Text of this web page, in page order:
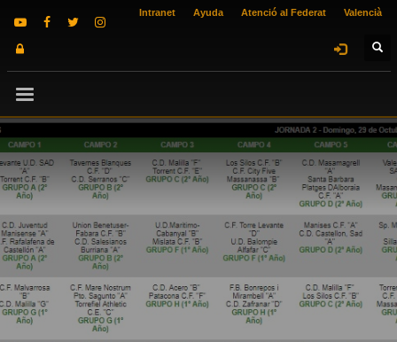
Intranet Ayuda Atenció al Federat Valencià